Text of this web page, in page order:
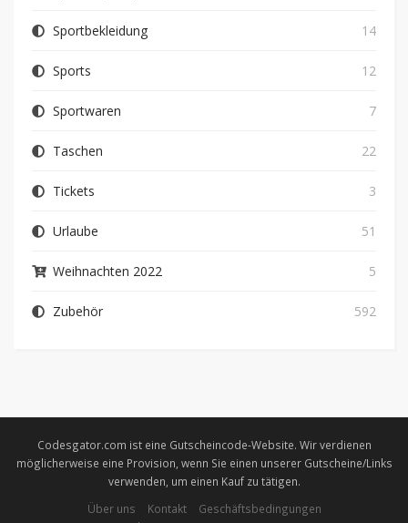
Sportbekleidung 14
Sports 12
Sportwaren 7
Taschen 22
Tickets 3
Urlaube 51
Weihnachten 2022 5
Zubehör 592
Codesgator.com ist eine Gutscheincode-Website. Wir verdienen
möglicherweise eine Provision, wenn Sie einen unserer Gutscheine/Links
verwenden, um einen Kauf zu tätigen.
Über uns
Kontakt
Geschäftsbedingungen